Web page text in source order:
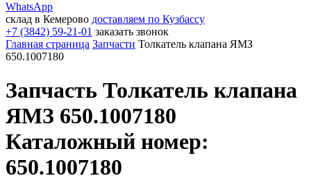
WhatsApp
склад в Кемерово доставляем по Кузбассу
+7 (3842) 59-21-01 заказать звонок
Главная страница Запчасти Толкатель клапана ЯМЗ
650.1007180
Запчасть Толкатель клапана
ЯМЗ 650.1007180
Каталожный номер:
650.1007180